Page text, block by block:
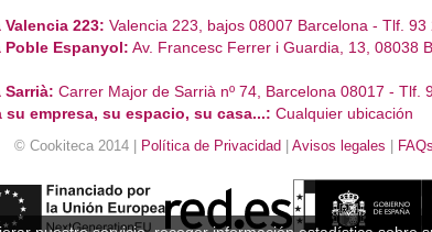
223: Valencia 223, bajos 08007 Barcelona - Tlf. 93
Poble Espanyol: Av. Francesc Ferrer i Guardia, 13, 08038
Sarrià: Carrer Major de Sarrià nº 74, Barcelona 08017 - Tlf.
su empresa, su espacio, su casa...: Cualquier ubicación
© Cookiteca 2014 | Política de Privacidad Avisos legales FAQs